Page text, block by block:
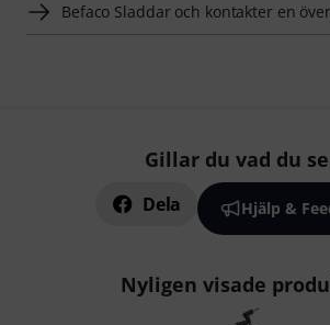
Befaco Sladdar och kontakter en
Gillar du vad du
Dela Hjälp &
Nyligen visade